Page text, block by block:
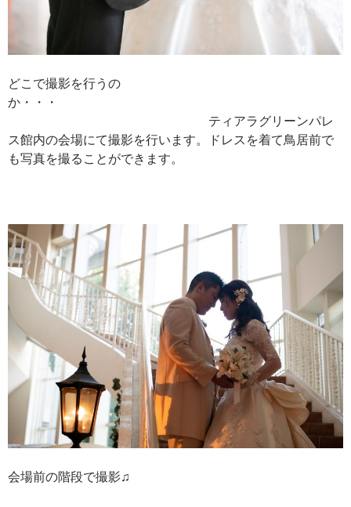
どこで撮影を行うの
か・・・
ティアラグリーンパレ
ス館内の会場にて撮影を行います。ドレスを着て鳥居前で
も写真を撮ることができます。
会場前の階段で撮影♫